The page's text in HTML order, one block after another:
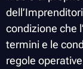
Notizia
Articoli
Contatti
condizione che
termini e le
regole